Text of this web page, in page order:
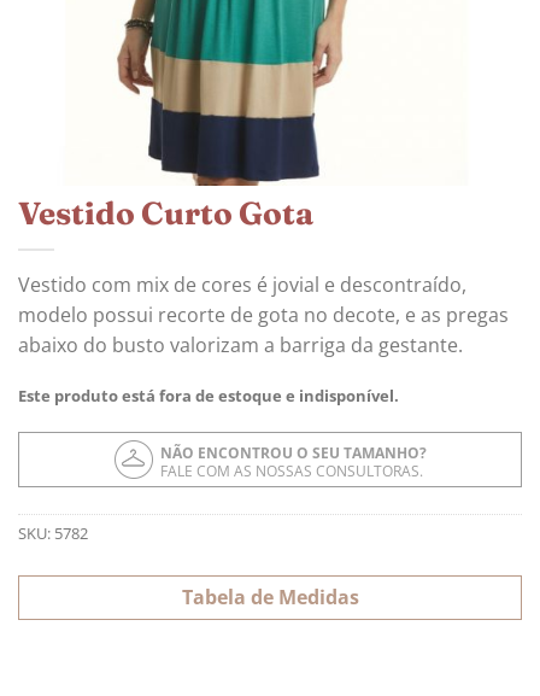
Vestido Curto Gota
Vestido com mix de cores é jovial e descontraído,
modelo possui recorte de gota no decote, e as pregas
abaixo do busto valorizam a barriga da gestante.
Este produto está fora de estoque e indisponível.
NÃO ENCONTROU O SEU TAMANHO?
FALE COM AS NOSSAS CONSULTORAS.
SKU: 5782
Tabela de Medidas